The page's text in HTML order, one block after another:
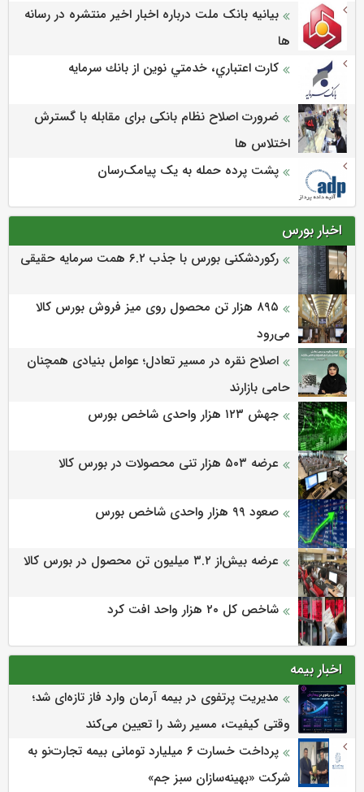
بیانیه بانک ملت درباره اخبار اخیر منتشره در رسانه
ها
كارت اعتباري، خدمتي نوين از بانك سرمايه
ضرورت اصلاح نظام بانکی برای مقابله با گسترش
اختلاس ها
پشت پرده حمله به یک پیامک‌رسان
اخبار بورس
رکوردشکنی بورس با جذب ۶.۲ همت سرمایه حقیقی
۸۹۵ هزار تن محصول روی میز فروش بورس کالا
می‌‌رود
اصلاح نقره در مسیر تعادل؛ عوامل بنیادی همچنان
حامی بازارند
جهش ۱۲۳ هزار واحدی شاخص بورس
عرضه ۵۰۳ هزار تنی محصولات در بورس کالا
صعود ۹۹ هزار واحدی شاخص بورس
عرضه بیش‌از ۳.۲ میلیون تن محصول در بورس کالا
شاخص کل ۲۰ هزار واحد افت کرد
اخبار بیمه
مدیریت پرتفوی در بیمه آرمان وارد فاز تازه‌ای شد؛
وقتی کیفیت، مسیر رشد را تعیین می‌کند
پرداخت خسارت ۶ میلیارد تومانی بیمه تجارت‌نو به
شرکت «بهینه‌سازان سبز جم»